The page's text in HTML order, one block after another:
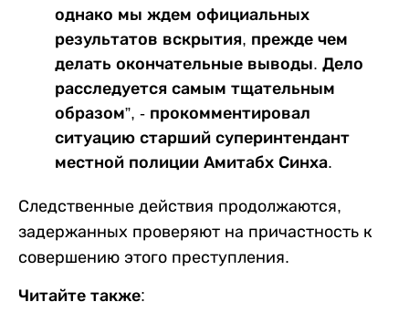
однако мы ждем официальных
результатов вскрытия, прежде чем
делать окончательные выводы. Дело
расследуется самым тщательным
образом”, - прокомментировал
ситуацию старший суперинтендант
местной полиции Амитабх Синха.
Следственные действия продолжаются,
задержанных проверяют на причастность к
совершению этого преступления.
Читайте также: